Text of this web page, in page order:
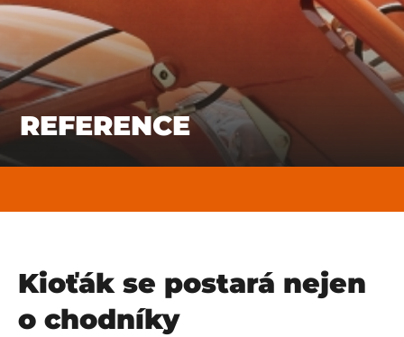
REFERENCE
Kioťák se postará nejen
o chodníky